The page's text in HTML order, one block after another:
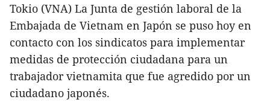
Tokio (VNA) La Junta de gestión laboral de la
Embajada de Vietnam en Japón se puso hoy en
contacto con los sindicatos para implementar
medidas de protección ciudadana para un
trabajador vietnamita que fue agredido por un
ciudadano japonés.